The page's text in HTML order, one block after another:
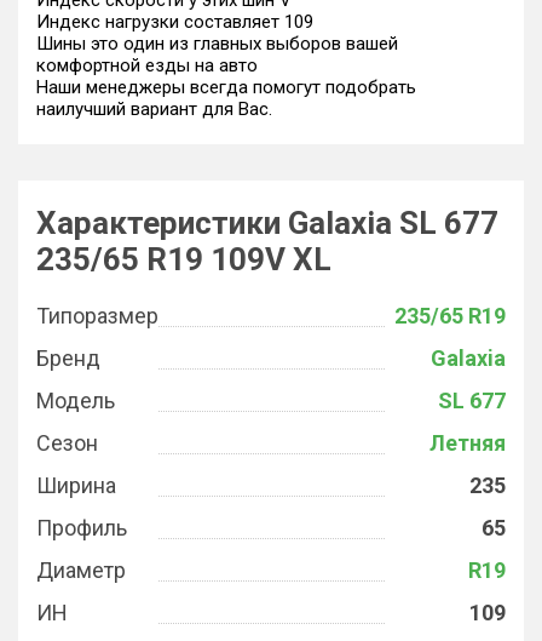
Индекс нагрузки составляет 109
Шины это один из главных выборов вашей
комфортной езды на авто
Наши менеджеры всегда помогут подобрать
наилучший вариант для Вас.
Характеристики Galaxia SL 677
235/65 R19 109V XL
Типоразмер
235/65 R19
Бренд
Galaxia
Модель
SL 677
Сезон
Летняя
Ширина
235
Профиль
65
Диаметр
R19
ИН
109